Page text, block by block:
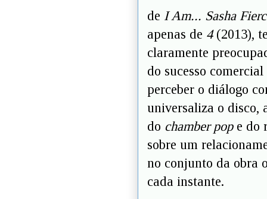
de I Am... Sasha
apenas de 4 (2013),
claramente
do sucesso
perceber o diálogo
universaliza o disco,
do chamber pope do
sobre um
no conjunto da obra
cada instante.